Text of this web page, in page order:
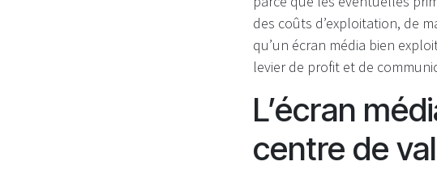
des coûts d’exploitation, de
qu’un écran média bien
levier de profit et de
L’écran
centre de